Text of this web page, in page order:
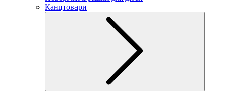
Канцтовари